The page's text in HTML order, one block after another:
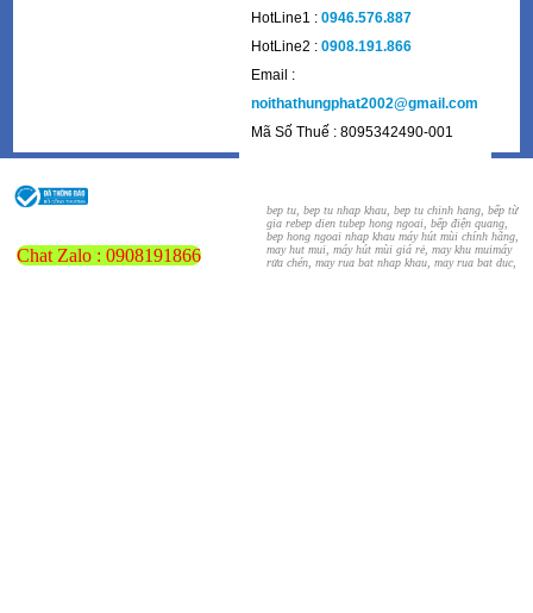
HotLine1 :0946.576.887
HotLine2 :0908.191.866
Email :
noithathungphat2002@gmail.com
Mã Số Thuế : 8095342490-001
Chat Zalo : 0908191866
bep tu, bep tu nhap khau, bep tu chinh hang, bếp từ
gia rebep dien tubep hong ngoai, bếp điện quang,
bep hong ngoai nhap khau máy hút mùi chính hãng,
may hut mui, máy hút mùi giá rẻ, may khu muimáy
rửa chén, may rua bat nhap khau, may rua bat duc,